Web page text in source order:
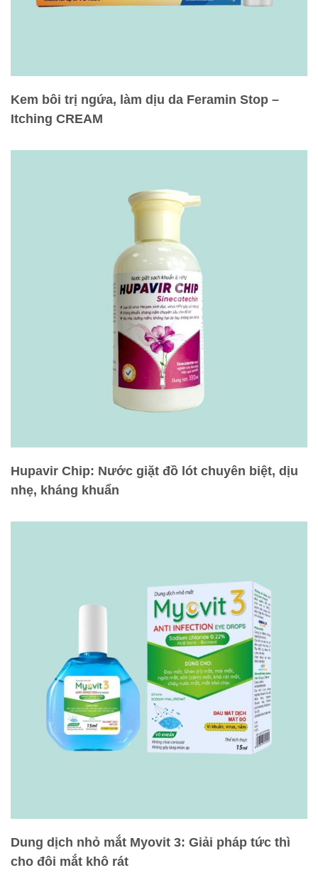
Kem bôi trị ngứa, làm dịu da Feramin Stop –
Itching CREAM
Hupavir Chip: Nước giặt đồ lót chuyên biệt, dịu
nhẹ, kháng khuẩn
Dung dịch nhỏ mắt Myovit 3: Giải pháp tức thì
cho đôi mắt khô rát